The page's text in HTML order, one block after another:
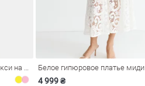
Белое гипюровое платье миди
4 999 ₴